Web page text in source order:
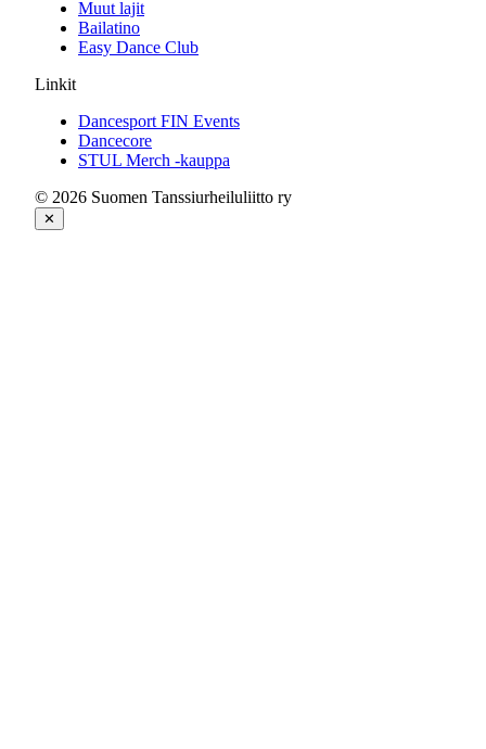
Muut lajit
Bailatino
Easy Dance Club
Linkit
Dancesport FIN Events
Dancecore
STUL Merch -kauppa
© 2026 Suomen Tanssiurheiluliitto ry
✕